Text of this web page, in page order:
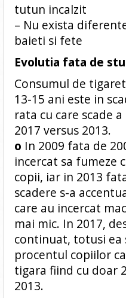
tutun incalzit
– Nu exista
baieti si fete
Evolutia fata de
Consumul de
13-15 ani este in
rata cu care scade
2017 versus 2013.
o In 2009 fata de
incercat sa fumeze
copii, iar in 2013
scadere s-a
care au incercat
mai mic. In 2017,
continuat, totusi ea
procentul copiilor
tigara fiind cu doar
2013.